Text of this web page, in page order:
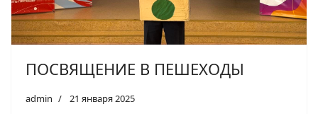
ПОСВЯЩЕНИЕ В ПЕШЕХОДЫ
admin 21 января 2025